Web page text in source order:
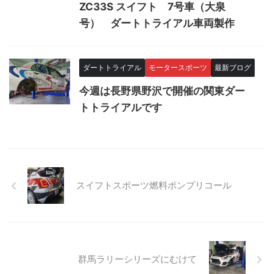
ZC33S スイフト 7号車（大泉
号） ダートトライアル車両製作
ダートトライアル モータースポーツ 最新ブログ
今週は長野県野沢で開催の関東ダー
トトライアルです
スイフトスポーツ燃料ポンプリコール
群馬ラリーシリーズにむけて